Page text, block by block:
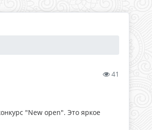
41
"New open". Это яркое